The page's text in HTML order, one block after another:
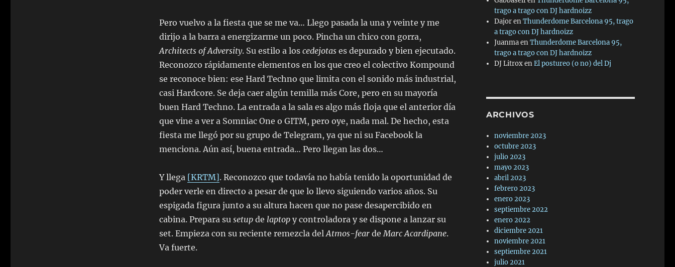
Pero vuelvo a la fiesta que se me va… Llego pasada la una y veinte y me
dirijo a la barra a energizarme un poco. Pincha un chico con gorra,
Architects of Adversity. Su estilo a los cedejotas es depurado y bien ejecutado.
Reconozco rápidamente elementos en los que creo el colectivo Kompound
se reconoce bien: ese Hard Techno que limita con el sonido más industrial,
casi Hardcore. Se deja caer algún temilla más Core, pero en su mayoría
buen Hard Techno. La entrada a la sala es algo más floja que el anterior día
que vine a ver a Somniac One o GITM, pero oye, nada mal. De hecho, esta
fiesta me llegó por su grupo de Telegram, ya que ni su Facebook la
menciona. Aún así, buena entrada… Pero llegan las dos…
Y llega [KRTM]. Reconozco que todavía no había tenido la oportunidad de
poder verle en directo a pesar de que lo llevo siguiendo varios años. Su
espigada figura junto a su altura hacen que no pase desapercibido en
cabina. Prepara su setup de laptop y controladora y se dispone a lanzar su
set. Empieza con su reciente remezcla del Atmos-fearde Marc Acardipane.
Va fuerte.
trago a trago con DJ hardnoizz
DajorenThunderdome Barcelona 95, trago
a trago con DJ hardnoizz
JuanmaenThunderdome Barcelona 95,
trago a trago con DJ hardnoizz
DJ LitroxenEl postureo (o no) del Dj
ARCHIVOS
noviembre 2023
octubre 2023
julio 2023
mayo 2023
abril 2023
febrero 2023
enero 2023
septiembre 2022
enero 2022
diciembre 2021
noviembre 2021
septiembre 2021
julio 2021